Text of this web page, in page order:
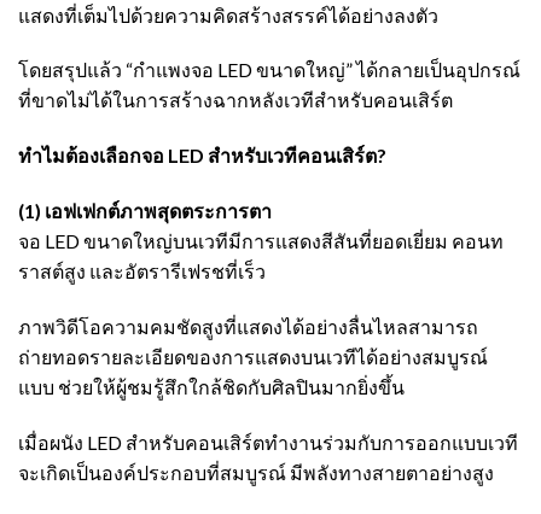
แสดงที่เต็มไปด้วยความคิดสร้างสรรค์ได้อย่างลงตัว
โดยสรุปแล้ว “กำแพงจอ LED ขนาดใหญ่” ได้กลายเป็นอุปกรณ์
ที่ขาดไม่ได้ในการสร้างฉากหลังเวทีสำหรับคอนเสิร์ต
ทำไมต้องเลือกจอ LED สำหรับเวทีคอนเสิร์ต?
(1) เอฟเฟกต์ภาพสุดตระการตา
จอ LED ขนาดใหญ่บนเวทีมีการแสดงสีสันที่ยอดเยี่ยม คอนท
ราสต์สูง และอัตรารีเฟรชที่เร็ว
ภาพวิดีโอความคมชัดสูงที่แสดงได้อย่างลื่นไหลสามารถ
ถ่ายทอดรายละเอียดของการแสดงบนเวทีได้อย่างสมบูรณ์
แบบ ช่วยให้ผู้ชมรู้สึกใกล้ชิดกับศิลปินมากยิ่งขึ้น
เมื่อผนัง LED สำหรับคอนเสิร์ตทำงานร่วมกับการออกแบบเวที
จะเกิดเป็นองค์ประกอบที่สมบูรณ์ มีพลังทางสายตาอย่างสูง